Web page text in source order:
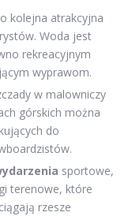
kolejna atrakcyjna
Woda jest
rekreacyjnym
wyprawom.
w malowniczy
górskich można
do
sportowe,
terenowe, które
rzesze